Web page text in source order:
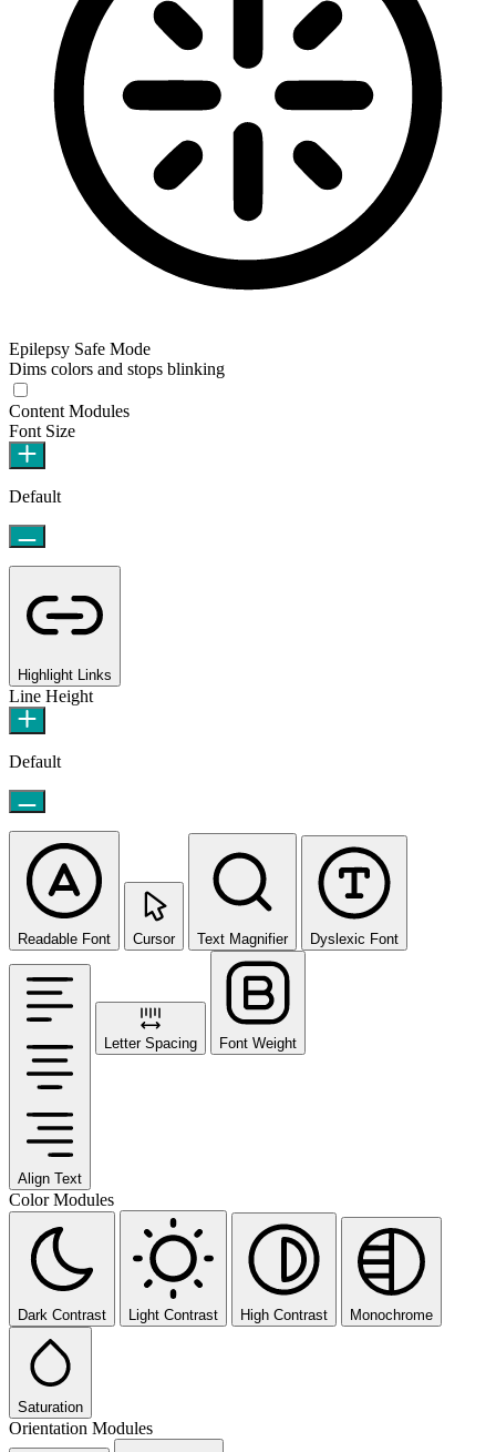
Epilepsy Safe Mode
Dims colors and stops blinking
Content Modules
Font Size
Default
Highlight Links
Line Height
Default
Readable Font Cursor Text Magnifier Dyslexic Font
Align Text
Letter Spacing Font Weight
Color Modules
Dark Contrast Light Contrast High Contrast Monochrome
Saturation
Orientation Modules